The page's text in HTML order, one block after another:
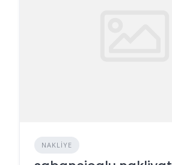
NAKLIYE